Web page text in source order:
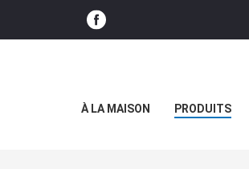
À LA MAISON PRODUITS